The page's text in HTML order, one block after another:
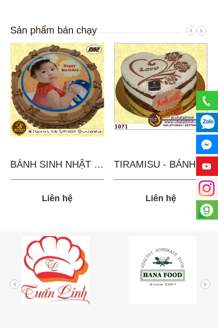
Sản phẩm bán chạy
BÁNH SINH NHẬT IN...
Liên hệ
TIRAMISU - BÁNH TẶNG...
Liên hệ